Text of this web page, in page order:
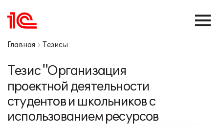
Главная Тезисы
Тезис "Организация
проектной деятельности
студентов и школьников с
использованием ресурсов